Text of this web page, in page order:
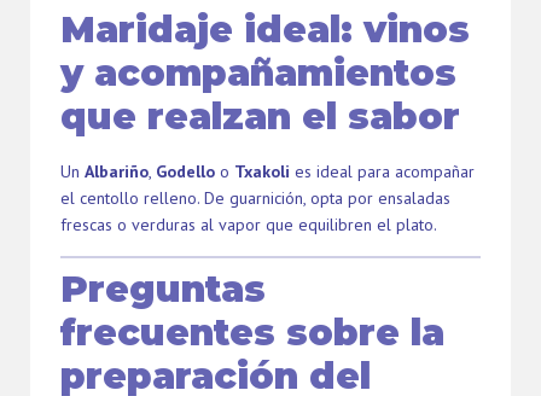
Maridaje ideal: vinos
y acompañamientos
que realzan el sabor
Un Albariño, Godello o Txakoli es ideal para acompañar
el centollo relleno. De guarnición, opta por ensaladas
frescas o verduras al vapor que equilibren el plato.
Preguntas
frecuentes sobre la
preparación del